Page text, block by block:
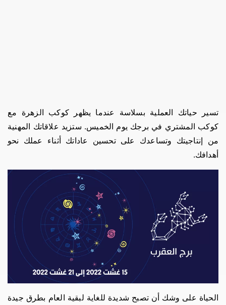
تسير حياتك العملية بسلاسة عندما يظهر كوكب الزهرة مع
كوكب المشتري في برجك يوم الخميس. ستزيد علاقاتك المهنية
من إنتاجيتك وتساعدك على تحسين عاداتك أثناء عملك نحو
أهدافك.
الحياة على وشك أن تصبح شديدة للغاية لبقية العام بطرق جيدة